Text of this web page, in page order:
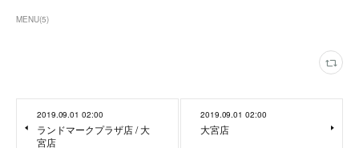
MENU(5)
2019.09.01 02:00
ランドマークプラザ店 / 大
宮店
2019.09.01 02:00
大宮店